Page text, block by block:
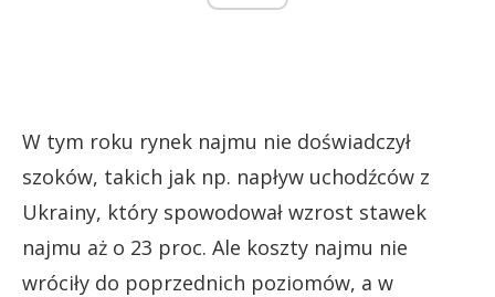
W tym roku rynek najmu nie doświadczył
szoków, takich jak np. napływ uchodźców z
Ukrainy, który spowodował wzrost stawek
najmu aż o 23 proc. Ale koszty najmu nie
wróciły do poprzednich poziomów, a w